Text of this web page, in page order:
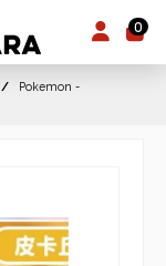
0
Pokemon -